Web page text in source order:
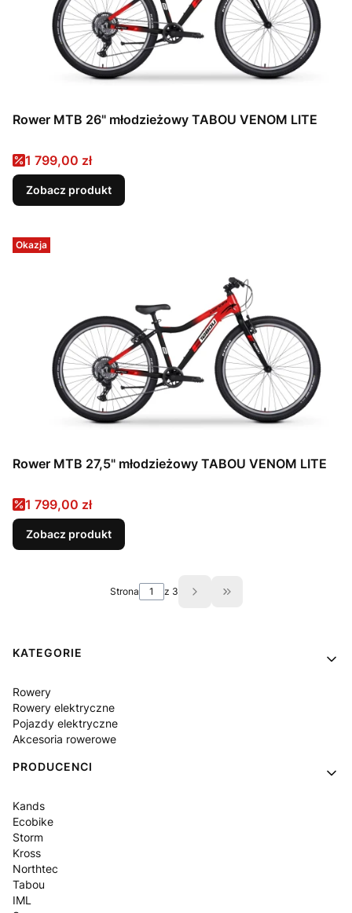
Rower MTB 26" młodzieżowy TABOU VENOM LITE
Cena promocyjna
1 799,00 zł
Zobacz produkt
Okazja
Rower MTB 27,5" młodzieżowy TABOU VENOM LITE
Cena promocyjna
1 799,00 zł
Zobacz produkt
Strona z 3 Przejdź do ostatniej
Linki w stopce
KATEGORIE
Rowery
Rowery elektryczne
Pojazdy elektryczne
Akcesoria rowerowe
PRODUCENCI
Kands
Ecobike
Storm
Kross
Northtec
Tabou
IML